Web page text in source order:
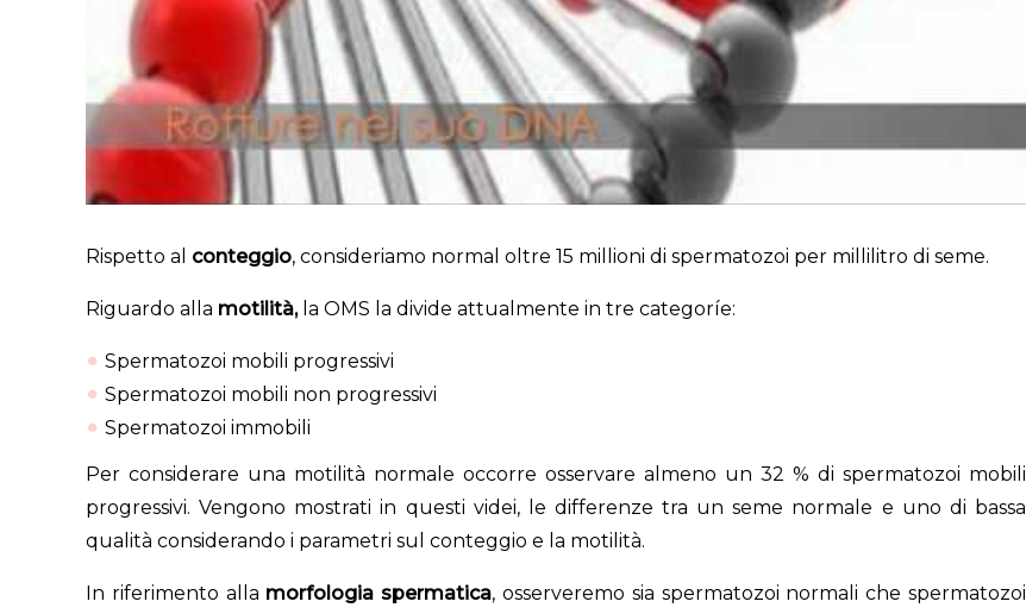
Rispetto al conteggio, consideriamo normal oltre 15 millioni di spermatozoi per millilitro di seme.
Riguardo alla motilità, la OMS la divide attualmente in tre categoríe:
Spermatozoi mobili progressivi
Spermatozoi mobili non progressivi
Spermatozoi immobili
Per considerare una motilità normale occorre osservare almeno un 32 % di spermatozoi mobili
progressivi. Vengono mostrati in questi videi, le differenze tra un seme normale e uno di bassa
qualità considerando i parametri sul conteggio e la motilità.
In riferimento alla morfologia spermatica, osserveremo sia spermatozoi normali che spermatozoi